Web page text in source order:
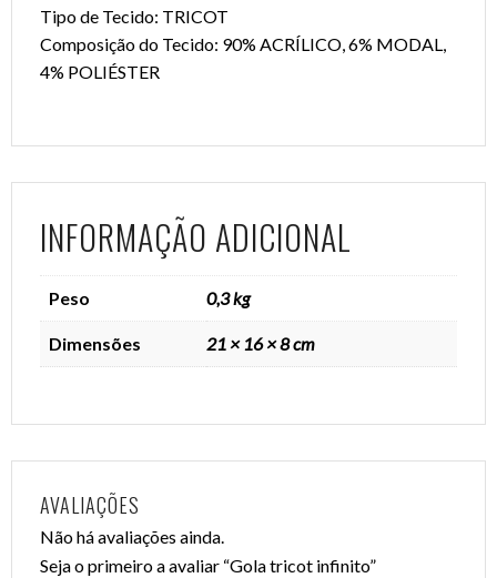
Tipo de Tecido: TRICOT
Composição do Tecido: 90% ACRÍLICO, 6% MODAL,
4% POLIÉSTER
INFORMAÇÃO ADICIONAL
Peso 0,3 kg
Dimensões 21 × 16 × 8 cm
AVALIAÇÕES
Não há avaliações ainda.
Seja o primeiro a avaliar “Gola tricot infinito”